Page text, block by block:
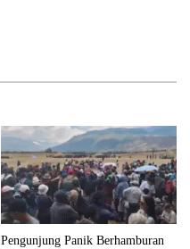
Pengunjung Panik Berhamburan